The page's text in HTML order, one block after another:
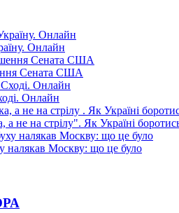
Онлайн
Сената США
Онлайн
не на стрілу". Як Україні
налякав Москву: що це було